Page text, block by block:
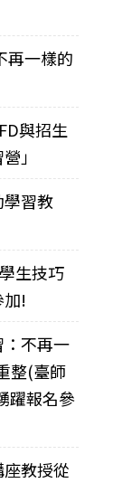
再一樣的
與招生
」
習教
生技巧
加!
：不再一
整(臺師
躍報名參
教授從